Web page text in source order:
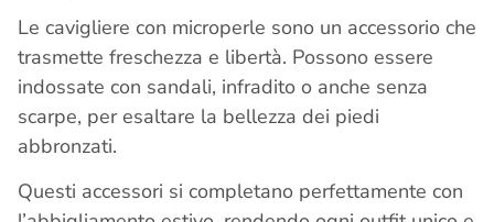
Le cavigliere con microperle sono un accessorio che
trasmette freschezza e libertà. Possono essere
indossate con sandali, infradito o anche senza
scarpe, per esaltare la bellezza dei piedi
abbronzati.
Questi accessori si completano perfettamente con